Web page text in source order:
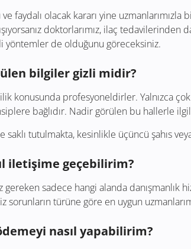
faydalı olacak kararı yine
doktorlarımız, ilaç tedavilerinden
yöntemler de olduğunu göreceksiniz.
bilgiler gizli midir?
konusunda profesyoneldirler. Yalnızca
bağlıdır. Nadir görülen bu hallerle
tutulmakta, kesinlikle üçüncü şahıs
iletişime geçebilirim?
gereken sadece hangi alanda
sorunların türüne göre en uygun
nasıl yapabilirim?